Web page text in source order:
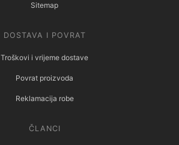
Sitemap
DOSTAVA I POVRAT
Troškovi i vrijeme dostave
Povrat proizvoda
Reklamacija robe
ČLANCI